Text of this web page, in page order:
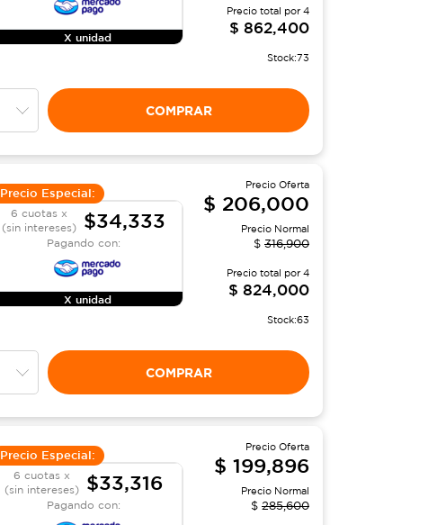
X unidad
Precio total por4
$ 862,400
Stock:73
COMPRAR
Precio Especial:
6 cuotas x
(sin intereses)
$34,333
Pagando con:
X unidad
Precio Oferta
$ 206,000
Precio Normal
$ 316,900
Precio total por4
$ 824,000
Stock:63
COMPRAR
Precio Especial:
6 cuotas x
(sin intereses)
$33,316
Pagando con:
Precio Oferta
$ 199,896
Precio Normal
$ 285,600